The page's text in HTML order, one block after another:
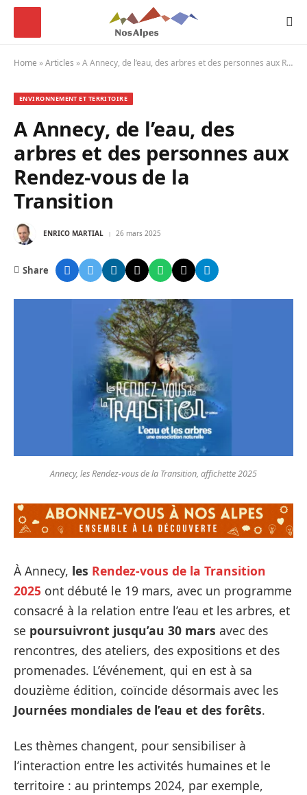
Home »Articles »A Annecy, de l’eau, des arbres et des personnes aux Rendez-vous de la Transition
ENVIRONNEMENT ET TERRITOIRE
A Annecy, de l’eau, des
arbres et des personnes aux
Rendez-vous de la
Transition
ENRICO MARTIAL 26 mars 2025
Share
Annecy, les Rendez-vous de la Transition, affichette 2025
À Annecy, les Rendez-vous de la Transition
2025 ont débuté le 19 mars, avec un programme
consacré à la relation entre l’eau et les arbres, et
se poursuivront jusqu’au 30 mars avec des
rencontres, des ateliers, des expositions et des
promenades. L’événement, qui en est à sa
douzième édition, coïncide désormais avec les
Journées mondiales de l’eau et des forêts.
Les thèmes changent, pour sensibiliser à
l’interaction entre les activités humaines et le
territoire : au printemps 2024, par exemple,